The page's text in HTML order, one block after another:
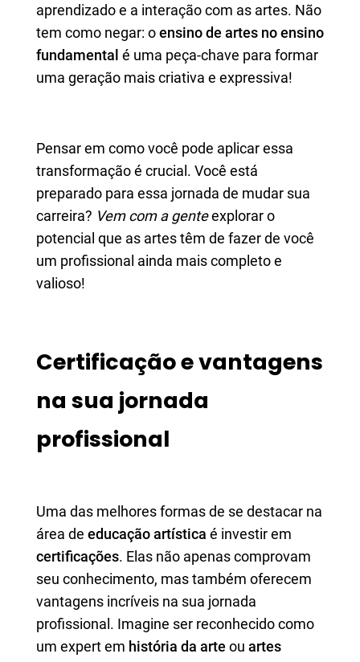
aprendizado e a interação com as artes. Não
tem como negar: oensino de artes no ensino
fundamental é uma peça-chave para formar
uma geração mais criativa e expressiva!
Pensar em como você pode aplicar essa
transformação é crucial. Você está
preparado para essa jornada de mudar sua
carreira? Vem com a genteexplorar o
potencial que as artes têm de fazer de você
um profissional ainda mais completo e
valioso!
Certificação e vantagens
na sua jornada
profissional
Uma das melhores formas de se destacar na
área de educação artística é investir em
certificações. Elas não apenas comprovam
seu conhecimento, mas também oferecem
vantagens incríveis na sua jornada
profissional. Imagine ser reconhecido como
um expert em história da arte ou artes